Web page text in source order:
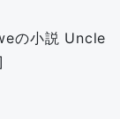
の小説 Uncle